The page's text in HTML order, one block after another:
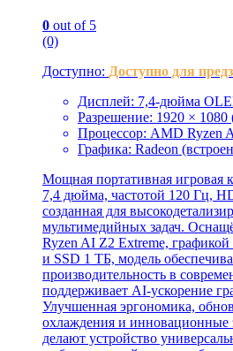
0 out of 5
(0)
Доступно: Доступно для
Дисплей: 7,4-дюйма
Разрешение: 1920 ×
Процессор: AMD Ryzen
Графика: Radeon
Мощная портативная игровая
7,4 дюйма, частотой 120 Гц,
созданная для
мультимедийных задач.
Ryzen AI Z2 Extreme,
и SSD 1 ТБ, модель
производительность в
поддерживает AI-ускорение
Улучшенная эргономика,
охлаждения и инновационные
делают устройство